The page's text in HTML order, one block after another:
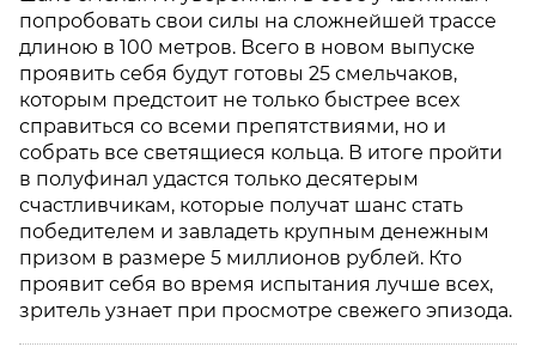
попробовать свои силы на сложнейшей трассе
длиною в 100 метров. Всего в новом выпуске
проявить себя будут готовы 25 смельчаков,
которым предстоит не только быстрее всех
справиться со всеми препятствиями, но и
собрать все светящиеся кольца. В итоге пройти
в полуфинал удастся только десятерым
счастливчикам, которые получат шанс стать
победителем и завладеть крупным денежным
призом в размере 5 миллионов рублей. Кто
проявит себя во время испытания лучше всех,
зритель узнает при просмотре свежего эпизода.